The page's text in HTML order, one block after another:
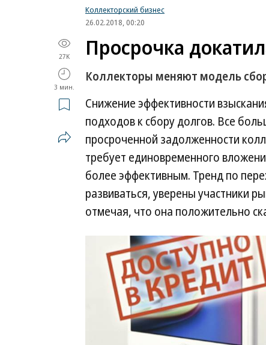
Коллекторский бизнес
26.02.2018, 00:20
27K
3 мин.
Просрочка
Коллекторы меняют модель
Снижение эффективности
подходов к сбору долгов. Все
просроченной задолженности
требует единовременного
более эффективным. Тренд по
развиваться, уверены участники
отмечая, что она положительно